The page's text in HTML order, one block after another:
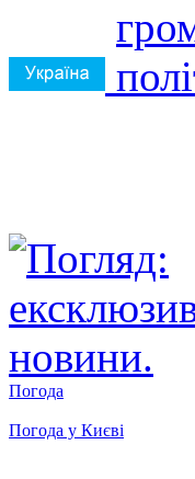
Погода
Погода у Києві